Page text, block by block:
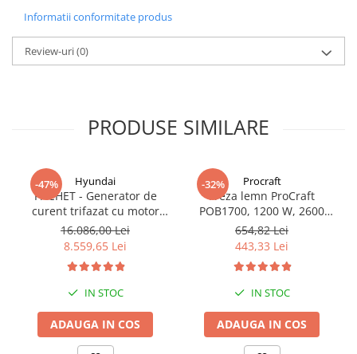
Informatii conformitate produs
Review-uri(0)
PRODUSE SIMILARE
-47% Hyundai
PACHET - Generator de
curent trifazat cu motor
diesel Hyundai DHY8600SE-
T, putere motor 12 CP,
Putere maxima 7.9 kVA,
tensiune 380 / 220 V +
Automatizare trifazata
ATS12-3P
16.086,00 Lei
8.559,65 Lei
IN STOC
ADAUGA IN COS
-32% Procraft
Freza lemn ProCraft
POB1700, 1200 W, 2600
Rpm cu 12 freze pentru
lemn incluse in pachet
654,82 Lei
443,33 Lei
IN STOC
ADAUGA IN COS